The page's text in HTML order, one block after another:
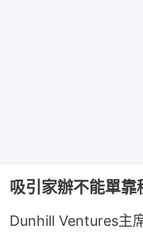
吸引家辦不能單靠
Dunhill Ventures主